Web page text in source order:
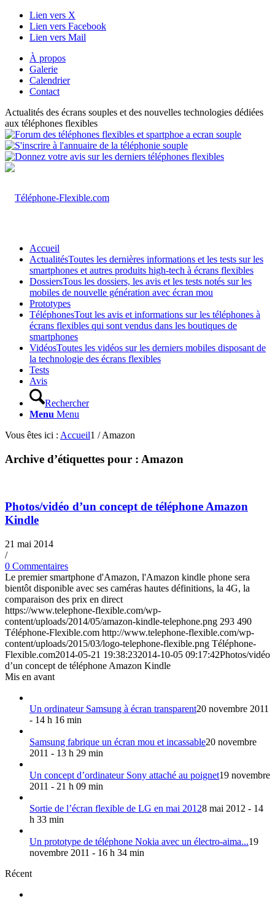
Lien vers X
Lien vers Facebook
Lien vers Mail
À propos
Galerie
Calendrier
Contact
Actualités des écrans souples et des nouvelles technologies dédiées
aux téléphones flexibles
Accueil
ActualitésToutes les dernières informations et les tests sur les
smartphones et autres produits high-tech à écrans flexibles
DossiersTous les dossiers, les avis et les tests notés sur les
mobiles de nouvelle génération avec écran mou
Prototypes
TéléphonesTout les avis et informations sur les téléphones à
écrans flexibles qui sont vendus dans les boutiques de
smartphones
VidéosToutes les vidéos sur les derniers mobiles disposant de
la technologie des écrans flexibles
Tests
Avis
Rechercher
Menu Menu
Vous êtes ici : Accueil1 / Amazon
Archive d’étiquettes pour : Amazon
Photos/vidéo d’un concept de téléphone Amazon
Kindle
21 mai 2014
/
0 Commentaires
Le premier smartphone d'Amazon, l'Amazon kindle phone sera
bientôt disponible avec ses caméras hautes définitions, la 4G, la
comparaison des prix en direct
https://www.telephone-flexible.com/wp-
content/uploads/2014/05/amazon-kindle-telephone.png 293 490
Téléphone-Flexible.com http://www.telephone-flexible.com/wp-
content/uploads/2015/03/logo-telephone-flexible.png Téléphone-
Flexible.com2014-05-21 19:38:232014-10-05 09:17:42Photos/vidéo
d’un concept de téléphone Amazon Kindle
Mis en avant
Un ordinateur Samsung à écran transparent20 novembre 2011
- 14 h 16 min
Samsung fabrique un écran mou et incassable20 novembre
2011 - 13 h 29 min
Un concept d’ordinateur Sony attaché au poignet19 novembre
2011 - 21 h 09 min
Sortie de l’écran flexible de LG en mai 20128 mai 2012 - 14
h 33 min
Un prototype de téléphone Nokia avec un électro-aima...19
novembre 2011 - 16 h 34 min
Récent